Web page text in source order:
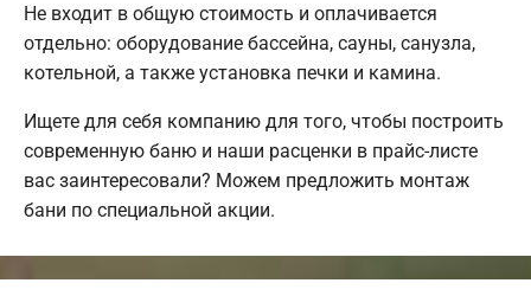
Не входит в общую стоимость и оплачивается
отдельно: оборудование бассейна, сауны, санузла,
котельной, а также установка печки и камина.
Ищете для себя компанию для того, чтобы построить
современную баню и наши расценки в прайс-листе
вас заинтересовали? Можем предложить монтаж
бани по специальной акции.